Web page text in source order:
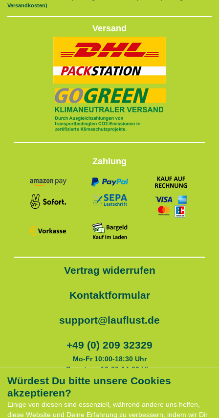
Versandkosten)
Versand
Zahlung
Vertrag widerrufen
Kontaktformular
support@lauflust.de
+49 (0) 209 32329
Mo-Fr 10:00-18:30 Uhr
Samstags 10:00-14:00 Uhr
Anfahrt
Würdest Du bitte unsere Cookies
akzeptieren?
Einige von diesen sind essenziell, während andere uns helfen,
diese Website und Deine Erfahrung zu verbessern, indem wir Dir